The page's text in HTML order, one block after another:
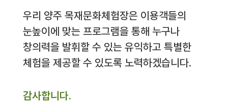
우리 양주 목재문화체험장은 이용객들의
눈높이에 맞는 프로그램을 통해 누구나
창의력을 발휘할 수 있는 유익하고 특별한
체험을 제공할 수 있도록 노력하겠습니다.
감사합니다.